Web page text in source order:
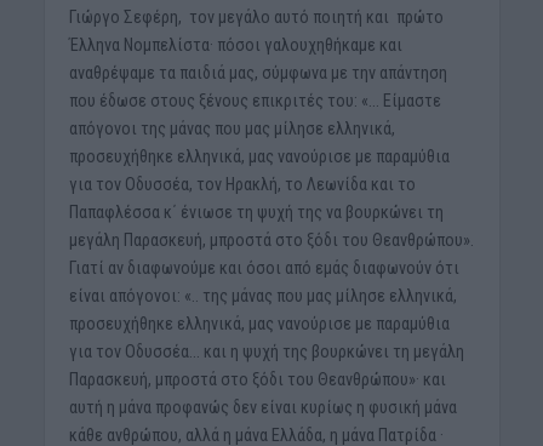
Γιώργο Σεφέρη, τον μεγάλο αυτό ποιητή και πρώτο
Έλληνα Νομπελίστα· πόσοι γαλουχηθήκαμε και
αναθρέψαμε τα παιδιά μας, σύμφωνα με την απάντηση
που έδωσε στους ξένους επικριτές του: «… Είμαστε
απόγονοι της μάνας που μας μίλησε ελληνικά,
προσευχήθηκε ελληνικά, μας νανούρισε με παραμύθια
για τον Οδυσσέα, τον Ηρακλή, το Λεωνίδα και το
Παπαφλέσσα κ΄ ένιωσε τη ψυχή της να βουρκώνει τη
μεγάλη Παρασκευή, μπροστά στο ξόδι του Θεανθρώπου».
Γιατί αν διαφωνούμε και όσοι από εμάς διαφωνούν ότι
είναι απόγονοι: «.. της μάνας που μας μίλησε ελληνικά,
προσευχήθηκε ελληνικά, μας νανούρισε με παραμύθια
για τον Οδυσσέα… και η ψυχή της βουρκώνει τη μεγάλη
Παρασκευή, μπροστά στο ξόδι του Θεανθρώπου»· και
αυτή η μάνα προφανώς δεν είναι κυρίως η φυσική μάνα
κάθε ανθρώπου, αλλά η μάνα Ελλάδα, η μάνα Πατρίδα ·